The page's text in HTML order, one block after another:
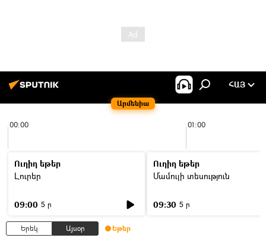
Արմենիա
ՀԱՅ
00:00 01:00
Ուղիղ եթեր
Լուրեր
09:00 5 ր
Ուղիղ եթեր
Մամուլի տեսություն
09:30 5 ր
Երեկ Այսօր Եթեր